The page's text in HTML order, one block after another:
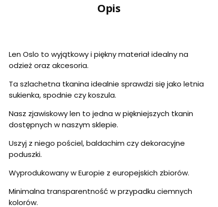
Opis
Len Oslo to wyjątkowy i piękny materiał idealny na
odzież oraz akcesoria.
Ta szlachetna tkanina idealnie sprawdzi się jako letnia
sukienka, spodnie czy koszula.
Nasz zjawiskowy len to jedna w piękniejszych tkanin
dostępnych w naszym sklepie.
Uszyj z niego pościel, baldachim czy dekoracyjne
poduszki.
Wyprodukowany w Europie z europejskich zbiorów.
Minimalna transparentność w przypadku ciemnych
kolorów.